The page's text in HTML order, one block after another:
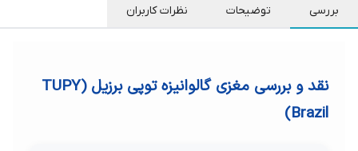
بررسی توضیحات نظرات کاربران
نقد و بررسی مغزی گالوانیزه توپی برزیل (TUPY
Brazil)